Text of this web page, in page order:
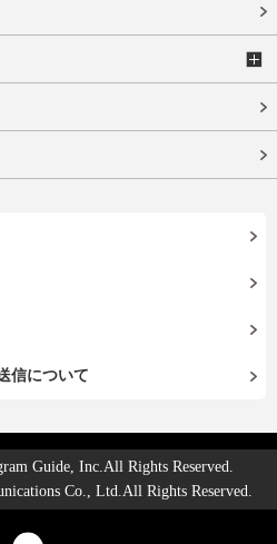
信について
Guide, Inc.All Rights Reserved.
Co., Ltd.All Rights Reserved.